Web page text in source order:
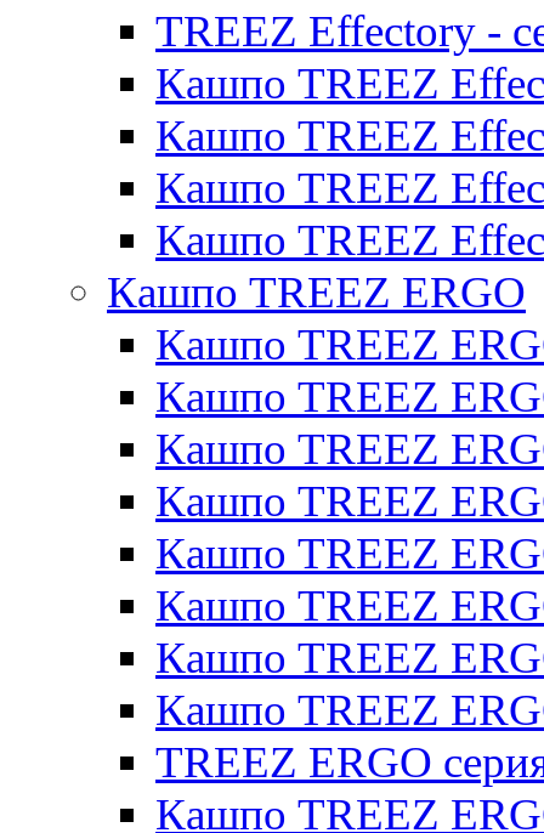
TREEZ Effectory -
Кашпо TREEZ
Кашпо TREEZ
Кашпо TREEZ
Кашпо TREEZ
Кашпо TREEZ ERGO
Кашпо TREEZ
Кашпо TREEZ
Кашпо TREEZ
Кашпо TREEZ
Кашпо TREEZ
Кашпо TREEZ
Кашпо TREEZ
Кашпо TREEZ
TREEZ ERGO
Кашпо TREEZ